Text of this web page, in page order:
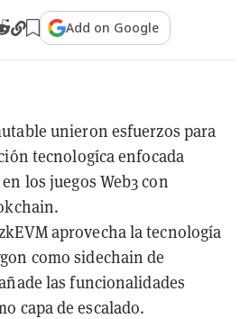
Add on Google
unieron esfuerzos para
tecnologíca enfocada
los juegos Web3 con
aprovecha la tecnología
como sidechain de
las funcionalidades
capa de escalado.